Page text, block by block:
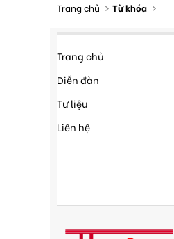
Trang chủ Từ khóa
Trang chủ
Diễn đàn
Tư liệu
Liên hệ